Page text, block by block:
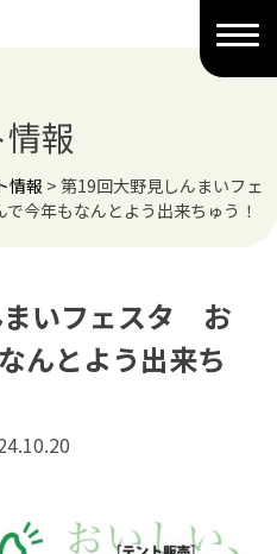
報
情報 > 第19回大野見しんまいフェ
今年もなんとよう出来ちゅう！
まいフェスタ お
んとよう出来ち